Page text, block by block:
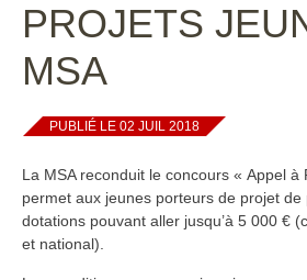
PROJETS
MSA
PUBLIÉ LE 02 JUIL 2018
La MSA reconduit le concours « Appel à
permet aux jeunes porteurs de projet
dotations pouvant aller jusqu’à 5 000 €
et national).